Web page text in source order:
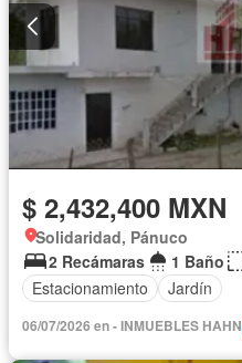
$ 2,432,400 MXN
Solidaridad, Pánuco
2 Recámaras
1 Baño
Estacionamiento
Jardín
06/07/2026 en - INMUEBLES HAHN